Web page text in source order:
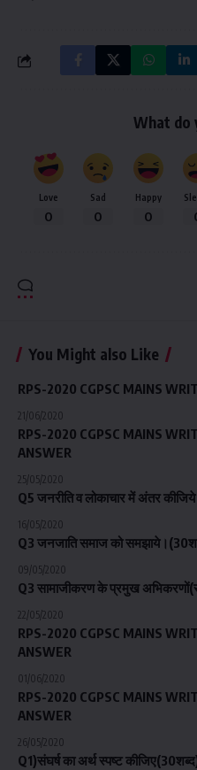
What do
Love
0
Sad
0
Happy
0
You Might also Like
RPS-2020 CGPSC MAINS
21/06/2020
RPS-2020 CGPSC MAINS
ANSWER
25/05/2020
Q5 जनरीति व लोकाचार में अंतर
16/05/2020
Q3 जनजाति समाज को
09/05/2020
Q3 सामाजीकरण के प्रमुख
22/05/2020
RPS-2020 CGPSC MAINS
ANSWER
01/06/2020
RPS-2020 CGPSC MAINS
ANSWER
26/05/2020
Q1)संघर्ष का अर्थ स्पष्ट